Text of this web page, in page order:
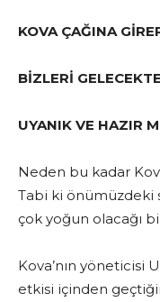
KOVA ÇAĞINA
BİZLERİ
UYANIK VE HAZIR
Neden bu kadar
Tabi ki önümüzdeki
çok yoğun olacağı
Kova’nın yöneticisi
etkisi içinden